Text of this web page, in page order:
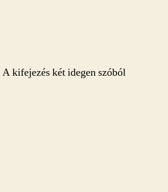
kifejezés két idegen szóból